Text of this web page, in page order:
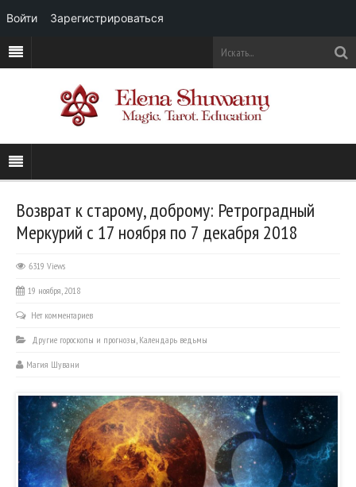
Возврат к старому, доброму: Ретроградный
Меркурий с 17 ноября по 7 декабря 2018
6319 Views
19 ноября, 2018
Нет комментариев
Другие гороскопы и прогнозы, Календарь ведьмы
Магия Шувани
Войти Зарегистрироваться